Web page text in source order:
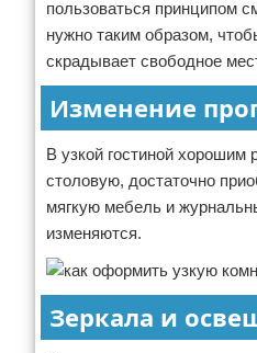
пользоваться принципом
нужно таким образом,
скрадывает свободное
Изменение
В узкой гостиной
столовую, достаточно
мягкую мебель и
изменяются.
Зеркала и